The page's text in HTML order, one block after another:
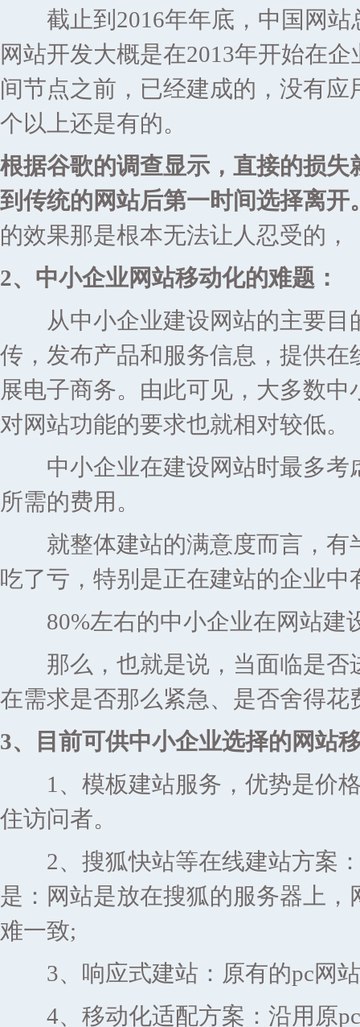
截止到2016年年底，中国网站
网站开发大概是在2013年开始在
间节点之前，已经建成的，没有
个以上还是有的。
根据谷歌的调查显示，直接的损
到传统的网站后第一时间选择离开
的效果那是根本无法让人忍受的，
2、中小企业网站移动化的难题：
从中小企业建设网站的主要目
传，发布产品和服务信息，提供
展电子商务。由此可见，大多数
对网站功能的要求也就相对较低。
中小企业在建设网站时最多考
所需的费用。
就整体建站的满意度而言，有
吃了亏，特别是正在建站的企业
80%左右的中小企业在网站建
那么，也就是说，当面临是否
在需求是否那么紧急、是否舍得
3、目前可供中小企业选择的网站
1、模板建站服务，优势是价格
住访问者。
2、搜狐快站等在线建站方案：
是：网站是放在搜狐的服务器上
难一致;
3、响应式建站：原有的pc网站
4、移动化适配方案：沿用原pc